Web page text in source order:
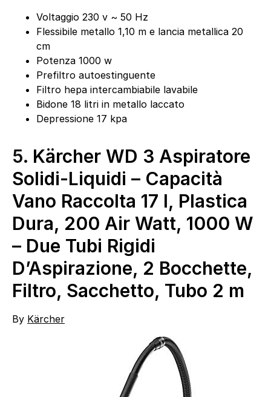
Voltaggio 230 v ~ 50 Hz
Flessibile metallo 1,10 m e lancia metallica 20
cm
Potenza 1000 w
Prefiltro autoestinguente
Filtro hepa intercambiabile lavabile
Bidone 18 litri in metallo laccato
Depressione 17 kpa
5. Kärcher WD 3 Aspiratore
Solidi-Liquidi – Capacità
Vano Raccolta 17 l, Plastica
Dura, 200 Air Watt, 1000 W
– Due Tubi Rigidi
D’Aspirazione, 2 Bocchette,
Filtro, Sacchetto, Tubo 2 m
By Kärcher